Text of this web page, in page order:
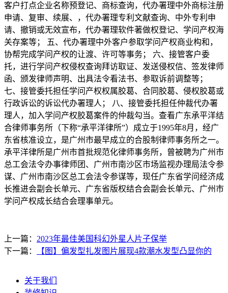
客户打点企业名称预登记、商标查询，代办署理中外商标注册
申请、复审、续展、，代办署理专利文献查询、中外专利申
请、撤销或无效宣布，代办署理软件著做权登记、学问产权海
关存案等； 五、代办署理中外客户参取学问产权商业构和，
协帮完成学问产权的让渡、许可等事务； 六、接管客户委
托，进行学问产权侵权查询拜访取证、发送侵权信、签发律师
函、颁发律师声明、出具法令看法书、参取诉前调整等；
七、接管委托担任学问产权权属胶葛、合同胶葛、侵权胶葛或
行政诉讼的诉讼代办署理人； 八、接管委托担任仲裁代办署
理人，加入学问产权胶葛案件的仲裁勾当。查看广东承平洋结
合律师事务所（下称“承平洋律所”）成立于1995年8月，经广
东省核准设立，是广州市最早成立的合股制律师事务所之一。
承平洋律所是广州市首批规范化律师事务所，曾被聘为广州市
总工会法令办事律师团、广州市南沙区市场监视办理局法令参
谋、广州市南沙区总工会法令参谋等，现任广东省学问经济成
长推进会副会长单元、广东省版权结合会副会长单元、广州市
学问产权成长结合会理事单元。
上一篇： 2023年最佳美国科幻外星人片子保举
下一篇：
【图】偏发型扎发图片展现4款潮水发型凸显你的
关于我们